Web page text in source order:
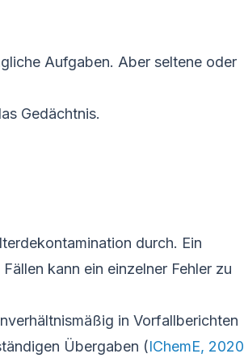
Aufgaben. Aber seltene oder
Gedächtnis.
durch. Ein
kann ein einzelner Fehler zu
in Vorfallberichten
Übergaben (IChemE, 2020